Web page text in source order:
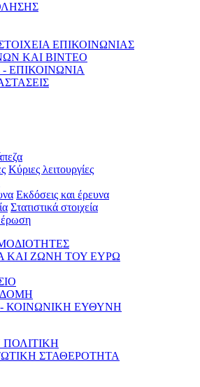
ΕΠΙΚΟΙΝΩΝΙΑΣ
ΚΑΙ ΒΙΝΤΕΟ
ΕΠΙΚΟΙΝΩΝΙΑ
Κύριες λειτουργίες
Εκδόσεις και έρευνα
Στατιστικά στοιχεία
ΚΑΙ ΖΩΝΗ ΤΟΥ ΕΥΡΩ
ΔΟΜΗ
ΚΟΙΝΩΝΙΚΗ ΕΥΘΥΝΗ
ΣΤΑΘΕΡΟΤΗΤΑ